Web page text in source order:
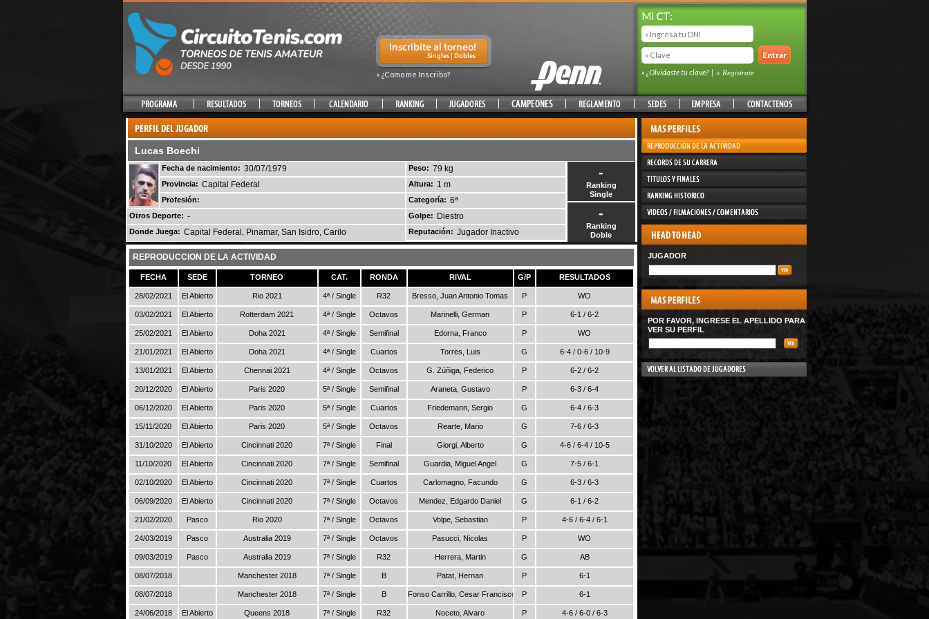
» ¿Como me Inscribo?
Mi CT:
» ¿Olvidaste tu clave? | » Registrate
Lucas Boechi
Fecha de nacimiento: 30/07/1979 Peso: 79 kg
Provincia: Capital Federal Altura: 1 m
Profesión: Categoría: 6ª
Otros Deporte: - Golpe: Diestro
Donde Juega: Capital Federal, Pinamar, San Isidro, Carilo Reputación: Jugador Inactivo
-
Ranking
Single
-
Ranking
Doble
REPRODUCCION DE LA ACTIVIDAD
FECHA SEDE TORNEO CAT. RONDA RIVAL G/P RESULTADOS
28/02/2021 El Abierto Rio 2021 4ª / Single R32 Bresso, Juan Antonio Tomas P WO
03/02/2021 El Abierto Rotterdam 2021 4ª / Single Octavos Marinelli, German P 6-1 / 6-2
25/02/2021 El Abierto Doha 2021 4ª / Single Semifinal Edorna, Franco P WO
21/01/2021 El Abierto Doha 2021 4ª / Single Cuartos Torres, Luis G 6-4 / 0-6 / 10-9
13/01/2021 El Abierto Chennai 2021 4ª / Single Octavos G. Zúñiga, Federico P 6-2 / 6-2
20/12/2020 El Abierto Paris 2020 5ª / Single Semifinal Araneta, Gustavo P 6-3 / 6-4
06/12/2020 El Abierto Paris 2020 5ª / Single Cuartos Friedemann, Sergio G 6-4 / 6-3
15/11/2020 El Abierto Paris 2020 5ª / Single Octavos Rearte, Mario G 7-6 / 6-3
31/10/2020 El Abierto Cincinnati 2020 7ª / Single Final Giorgi, Alberto G 4-6 / 6-4 / 10-5
11/10/2020 El Abierto Cincinnati 2020 7ª / Single Semifinal Guardia, Miguel Angel G 7-5 / 6-1
02/10/2020 El Abierto Cincinnati 2020 7ª / Single Cuartos Carlomagno, Facundo G 6-3 / 6-3
06/09/2020 El Abierto Cincinnati 2020 7ª / Single Octavos Mendez, Edgardo Daniel G 6-1 / 6-2
21/02/2020 Pasco Rio 2020 7ª / Single Octavos Volpe, Sebastian P 4-6 / 6-4 / 6-1
24/03/2019 Pasco Australia 2019 7ª / Single Octavos Pasucci, Nicolas P WO
09/03/2019 Pasco Australia 2019 7ª / Single R32 Herrera, Martin G AB
08/07/2018 Manchester 2018 7ª / Single B Patat, Hernan P 6-1
08/07/2018 Manchester 2018 7ª / Single B Fonso Carrillo, Cesar Francisco P 6-1
24/06/2018 El Abierto Queens 2018 7ª / Single R32 Noceto, Alvaro P 4-6 / 6-0 / 6-3
JUGADOR
POR FAVOR, INGRESE EL APELLIDO PARA
VER SU PERFIL